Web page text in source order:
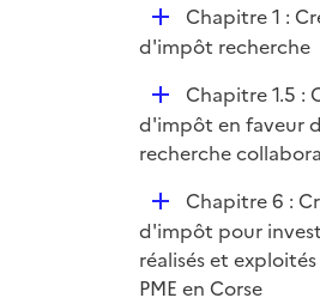
r
p
l
i
e
r
D
é
i
e
Chapitre 1 :
d'impôt recherche
D
é
p
e
r
Chapitre 1.5 :
d'impôt en faveur
recherche
D
é
p
l
Chapitre 6 :
d'impôt pour
réalisés et
PME en Corse